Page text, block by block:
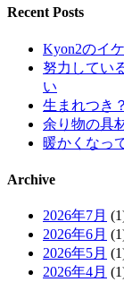
Recent Posts
Kyon2のイ
努力してい
い
生まれつき
余り物の具
暖かくなっ
Archive
2026年7月
2026年6月
2026年5月
2026年4月